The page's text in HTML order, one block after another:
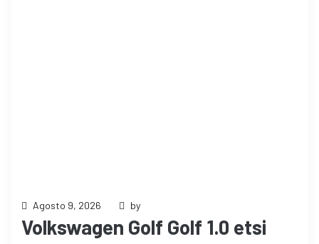
Agosto 9, 2026 by
Volkswagen Golf Golf 1.0 etsi